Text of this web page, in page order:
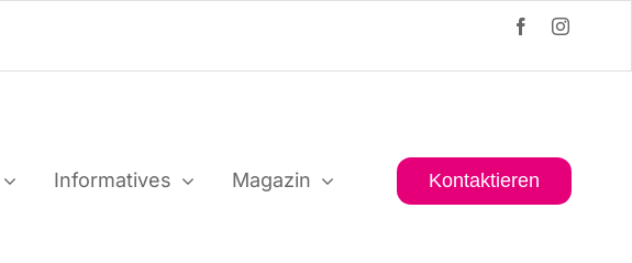
Infor­ma­ti­ves Maga­zin Kon­tak­tie­ren